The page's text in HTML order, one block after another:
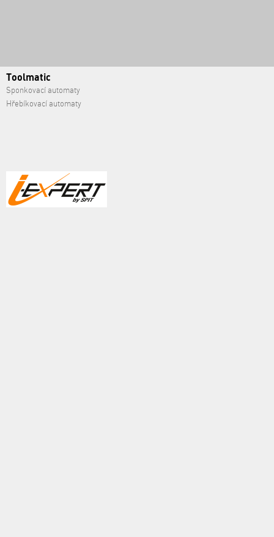
Toolmatic
Sponkovací automaty
Hřebíkovací automaty